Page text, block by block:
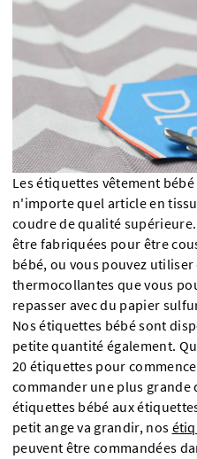
Les étiquettes vêtement
n'importe quel article en
coudre de qualité
être fabriquées pour être
bébé, ou vous pouvez
thermocollantes que vous
repasser avec du papier
Nos étiquettes bébé sont
petite quantité également.
20 étiquettes pour
commander une plus grande
étiquettes bébé aux
petit ange va grandir, nos
peuvent être commandées